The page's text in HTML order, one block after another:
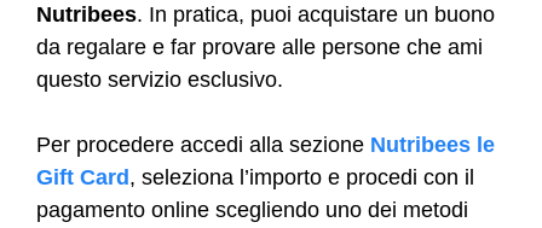
Nutribees. In pratica, puoi acquistare un buono
da regalare e far provare alle persone che ami
questo servizio esclusivo.
Per procedere accedi alla sezione Nutribees le
Gift Card, seleziona l’importo e procedi con il
pagamento online scegliendo uno dei metodi